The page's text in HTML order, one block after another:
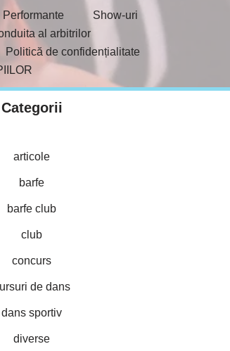
Performante
Show-uri
al arbitrilor
Politică de confidențialitate
Categorii
articole
barfe
barfe club
club
concurs
de dans
dans sportiv
diverse